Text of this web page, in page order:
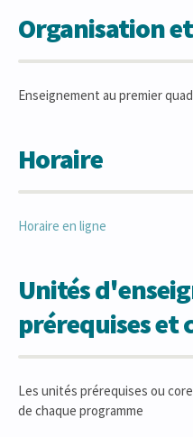
Organisation
Enseignement au premier
Horaire
Horaire en ligne
Unités
prérequises et
Les unités prérequises ou
de chaque programme